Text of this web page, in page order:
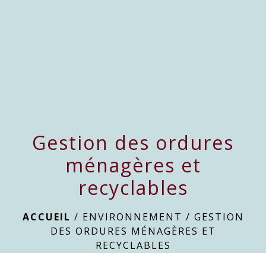
Gestion des ordures
ménagères et
recyclables
ACCUEIL / ENVIRONNEMENT / GESTION
DES ORDURES MÉNAGÈRES ET
RECYCLABLES